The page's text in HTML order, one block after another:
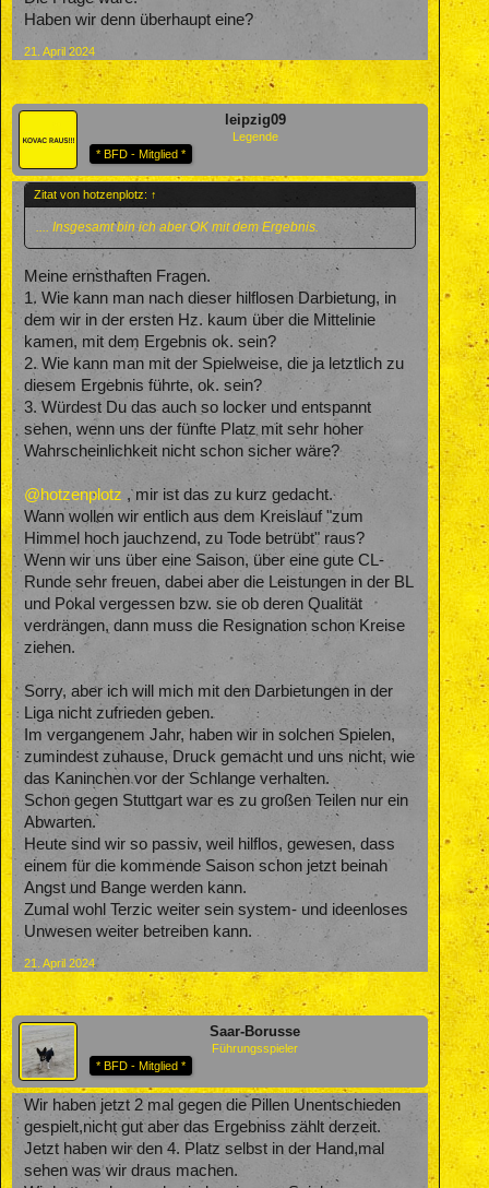
Haben wir denn überhaupt eine?
21. April 2024
leipzig09
Legende
* BFD - Mitglied *
Zitat von hotzenplotz: ↑
.... Insgesamt bin ich aber OK mit dem Ergebnis.
Meine ernsthaften Fragen.
1. Wie kann man nach dieser hilflosen Darbietung, in
dem wir in der ersten Hz. kaum über die Mittelinie
kamen, mit dem Ergebnis ok. sein?
2. Wie kann man mit der Spielweise, die ja letztlich zu
diesem Ergebnis führte, ok. sein?
3. Würdest Du das auch so locker und entspannt
sehen, wenn uns der fünfte Platz mit sehr hoher
Wahrscheinlichkeit nicht schon sicher wäre?
@hotzenplotz , mir ist das zu kurz gedacht.
Wann wollen wir entlich aus dem Kreislauf "zum
Himmel hoch jauchzend, zu Tode betrübt" raus?
Wenn wir uns über eine Saison, über eine gute CL-
Runde sehr freuen, dabei aber die Leistungen in der BL
und Pokal vergessen bzw. sie ob deren Qualität
verdrängen, dann muss die Resignation schon Kreise
ziehen.
Sorry, aber ich will mich mit den Darbietungen in der
Liga nicht zufrieden geben.
Im vergangenem Jahr, haben wir in solchen Spielen,
zumindest zuhause, Druck gemacht und uns nicht, wie
das Kaninchen vor der Schlange verhalten.
Schon gegen Stuttgart war es zu großen Teilen nur ein
Abwarten.
Heute sind wir so passiv, weil hilflos, gewesen, dass
einem für die kommende Saison schon jetzt beinah
Angst und Bange werden kann.
Zumal wohl Terzic weiter sein system- und ideenloses
Unwesen weiter betreiben kann.
21. April 2024
Saar-Borusse
Führungsspieler
* BFD - Mitglied *
Wir haben jetzt 2 mal gegen die Pillen Unentschieden
gespielt,nicht gut aber das Ergebniss zählt derzeit.
Jetzt haben wir den 4. Platz selbst in der Hand,mal
sehen was wir draus machen.